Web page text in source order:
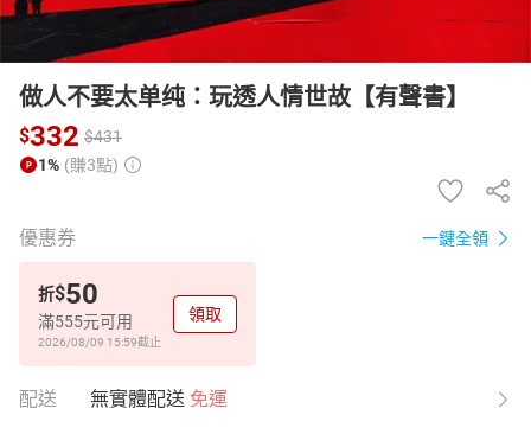
做人不要太单纯：玩透人情世故【有聲書】
$332 $431
1% (賺3點)
優惠券 一鍵全領
折$50
滿555元可用
2026/08/09 15:59截止
領取
配送 無實體配送 免運